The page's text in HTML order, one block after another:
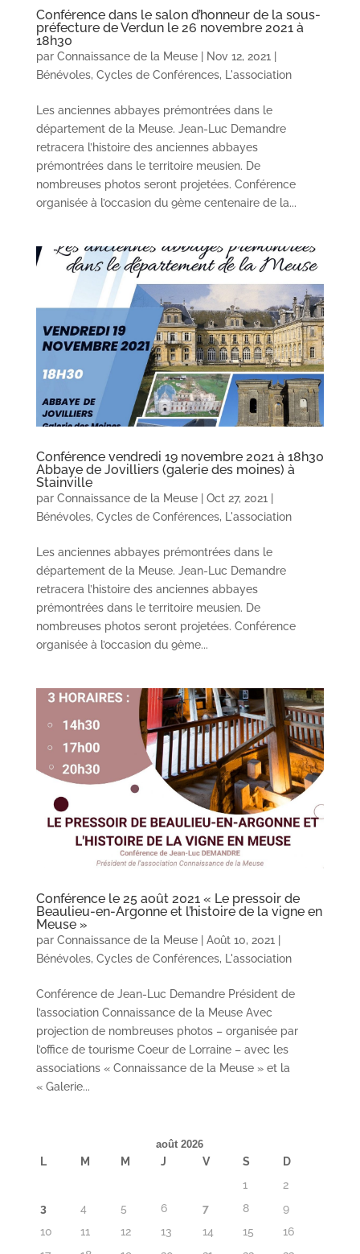
Conférence dans le salon d’honneur de la sous-
préfecture de Verdun le 26 novembre 2021 à
18h30
par Connaissance de la Meuse| Nov 12, 2021
Bénévoles, Cycles de Conférences, L'association
Les anciennes abbayes prémontrées dans le
département de la Meuse. Jean-Luc Demandre
retracera l’histoire des anciennes abbayes
prémontrées dans le territoire meusien. De
nombreuses photos seront projetées. Conférence
organisée à l’occasion du 9ème centenaire de la...
Conférence vendredi 19 novembre 2021 à 18h30
Abbaye de Jovilliers (galerie des moines) à
Stainville
par Connaissance de la Meuse| Oct 27, 2021
Bénévoles, Cycles de Conférences, L'association
Les anciennes abbayes prémontrées dans le
département de la Meuse. Jean-Luc Demandre
retracera l’histoire des anciennes abbayes
prémontrées dans le territoire meusien. De
nombreuses photos seront projetées. Conférence
organisée à l’occasion du 9ème...
Conférence le 25 août 2021 « Le pressoir de
Beaulieu-en-Argonne et l’histoire de la vigne en
Meuse »
par Connaissance de la Meuse| Août 10, 2021
Bénévoles, Cycles de Conférences, L'association
Conférence de Jean-Luc Demandre Président de
l’association Connaissance de la Meuse Avec
projection de nombreuses photos – organisée par
l’office de tourisme Coeur de Lorraine – avec les
associations « Connaissance de la Meuse » et la
« Galerie...
août 2026
L M M J V S
D
1
2
3
4 5 6 7 8
9
10
11 12 13 14 15
16